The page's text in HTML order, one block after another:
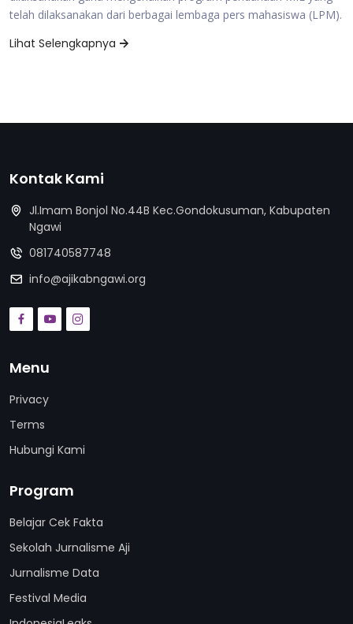
telah dilaksanakan dari berbagai lembaga pers mahasiswa (LPM).
Lihat Selengkapnya
Kontak Kami
Jl.Imam Bonjol No.44B Kec.Gondokusuman, Kabupaten
Ngawi
081740587748
info@ajikabngawi.org
Menu
Privacy
Terms
Hubungi Kami
Program
Belajar Cek Fakta
Sekolah Jurnalisme Aji
Jurnalisme Data
Festival Media